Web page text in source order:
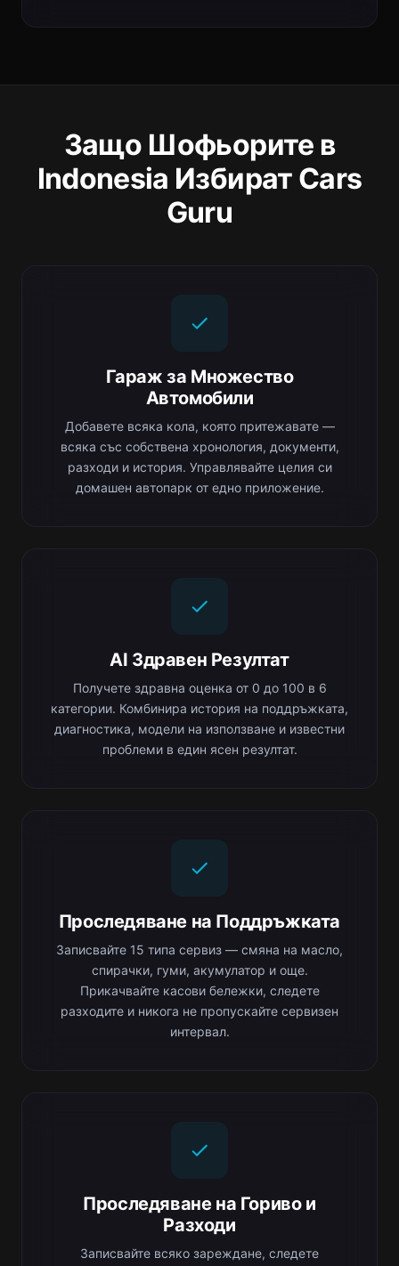
Защо Шофьорите в
Indonesia Избират Cars
Guru
Гараж за Множество
Автомобили
Добавете всяка кола, която притежавате —
всяка със собствена хронология, документи,
разходи и история. Управлявайте целия си
домашен автопарк от едно приложение.
AI Здравен Резултат
Получете здравна оценка от 0 до 100 в 6
категории. Комбинира история на поддръжката,
диагностика, модели на използване и известни
проблеми в един ясен резултат.
Проследяване на Поддръжката
Записвайте 15 типа сервиз — смяна на масло,
спирачки, гуми, акумулатор и още.
Прикачвайте касови бележки, следете
разходите и никога не пропускайте сервизен
интервал.
Проследяване на Гориво и
Разходи
Записвайте всяко зареждане, следете